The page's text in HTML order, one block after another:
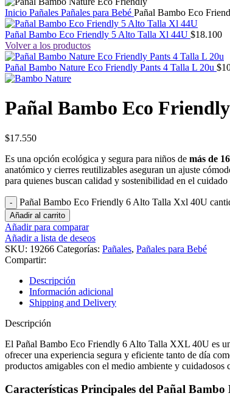
Inicio Pañales Pañales para Bebé Pañal Bambo Eco
Pañal Bambo Eco Friendly 5 Alto Talla Xl 44U $18.100
Volver a los productos
Pañal Bambo Nature Eco Friendly Pants 4 Talla L 20u $
Pañal Bambo Eco
$17.550
Es una opción ecológica y segura para niños de más de
anatómico y cierres reutilizables aseguran un ajuste
para quienes buscan calidad y sostenibilidad en el
Pañal Bambo Eco Friendly 6 Alto Talla Xxl 40U
Añadir al carrito
Añadir para comparar
Añadir a lista de deseos
SKU: 19266 Categorías: Pañales, Pañales para Bebé
Compartir:
Descripción
Información adicional
Shipping and Delivery
Descripción
El Pañal Bambo Eco Friendly 6 Alto Talla XXL 40U es
ofrecer una experiencia segura y eficiente tanto de día
productos amigables con el medio ambiente y cuidadosos
Características Principales del Pañal